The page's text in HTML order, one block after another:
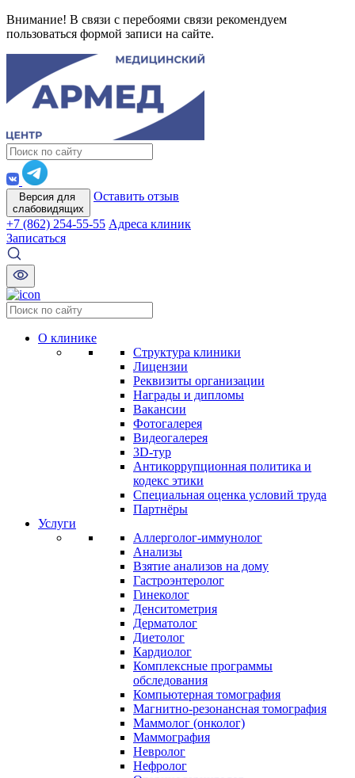
Внимание! В связи с перебоями связи рекомендуем
пользоваться формой записи на сайте.
Версия для
слабовидящих
Оставить отзыв
+7 (862) 254-55-55 Адреса клиник
Записаться
О клинике
Структура клиники
Лицензии
Реквизиты организации
Награды и дипломы
Вакансии
Фотогалерея
Видеогалерея
3D-тур
Антикоррупционная политика и
кодекс этики
Специальная оценка условий труда
Партнёры
Услуги
Аллерголог-иммунолог
Анализы
Взятие анализов на дому
Гастроэнтеролог
Гинеколог
Денситометрия
Дерматолог
Диетолог
Кардиолог
Комплексные программы
обследования
Компьютерная томография
Магнитно-резонансная томография
Маммолог (онколог)
Маммография
Невролог
Нефролог